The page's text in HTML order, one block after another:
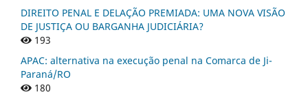
DIREITO PENAL E DELAÇÃO PREMIADA: UMA NOVA VISÃO
DE JUSTIÇA OU BARGANHA JUDICIÁRIA?
193
APAC: alternativa na execução penal na Comarca de Ji-
Paraná/RO
180